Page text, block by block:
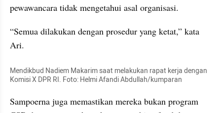
pewawancara tidak mengetahui asal organisasi.
“Semua dilakukan dengan prosedur yang ketat,” kata
Ari.
Mendikbud Nadiem Makarim saat melakukan rapat kerja dengan
Komisi X DPR RI. Foto: Helmi Afandi Abdullah/kumparan
Sampoerna juga memastikan mereka bukan program